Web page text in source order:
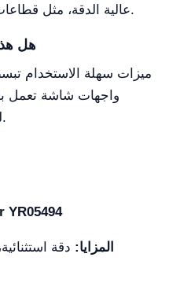
عالية الدقة، مثل قطاعات البلاستيك والنسيج والسيارات.
هل
لتسهيل التشغيل وإدارة البيانات.
YR05494
المزايا: دقة